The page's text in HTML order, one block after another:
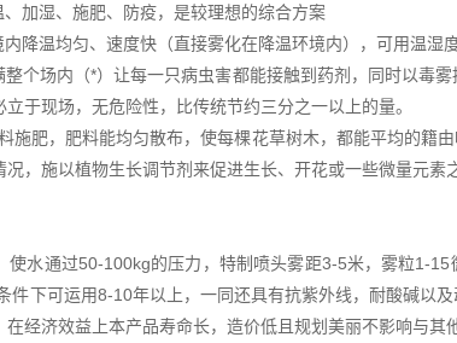
湿、施肥、防疫，是较理想的综合方案
温均匀、速度快（直接雾化在降温环境内），可用温湿度
场内（*）让每一只病虫害都能接触到药剂，同时以毒雾
于现场，无危险性，比传统节约三分之一以上的量。
，肥料能均匀散布，使每棵花草树木，都能平均的籍由
，施以植物生长调节剂来促进生长、开花或一些微量元素
使水通过50-100kg的压力，特制喷头雾距3-5米，雾粒1-
件下可运用8-10年以上，一同还具有抗紫外线，耐酸碱以
经济效益上本产品寿命长，造价低且规划美丽不影响与其